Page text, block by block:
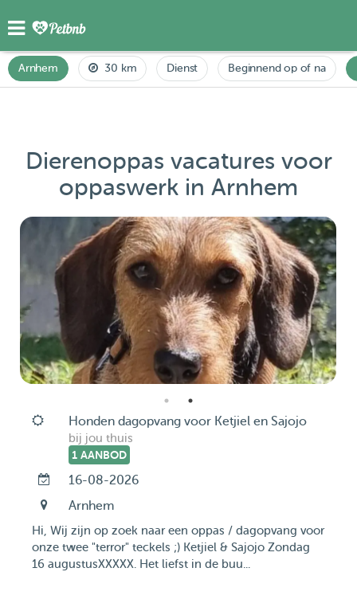
Arnhem 30 km Dienst Beginnend op of na
Dierenoppas vacatures voor
oppaswerk in Arnhem
Honden dagopvang voor Ketjiel en Sajojo
bij jou thuis
1 AANBOD
16-08-2026
Arnhem
Hi, Wij zijn op zoek naar een oppas / dagopvang voor
onze twee "terror" teckels ;) Ketjiel & Sajojo Zondag
16 augustusXXXXX. Het liefst in de buu...